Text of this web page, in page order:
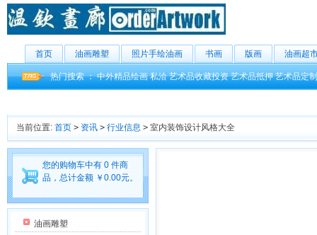
首页 油画雕塑 照片手绘油画 书画 版画 油画超
热门搜索 ：中外精品绘画 私洽 艺术品收藏投资 艺术品抵押 艺术品定制
当前位置: 首页 > 资讯 > 行业信息 > 室内装饰设计风格大全
您的购物车中有 0 件商
品，总计金额 ￥0.00元。
油画雕塑